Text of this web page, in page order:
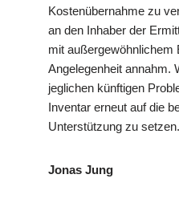
Kostenübernahme zu
an den Inhaber der
mit außergewöhnlichem
Angelegenheit annahm.
jeglichen künftigen
Inventar erneut auf die
Unterstützung zu setzen.
Jonas Jung